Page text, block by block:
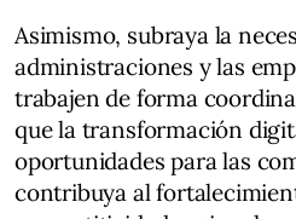
Asimismo, subraya la
administraciones y las
trabajen de forma
que la transformación
oportunidades para las
contribuya al